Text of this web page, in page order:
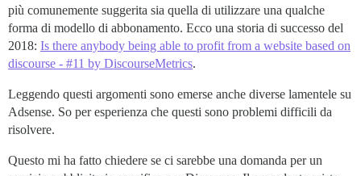
più comunemente suggerita sia quella di utilizzare una qualche
forma di modello di abbonamento. Ecco una storia di successo del
2018: Is there anybody being able to profit from a website based on
discourse - #11 by DiscourseMetrics.
Leggendo questi argomenti sono emerse anche diverse lamentele su
Adsense. So per esperienza che questi sono problemi difficili da
risolvere.
Questo mi ha fatto chiedere se ci sarebbe una domanda per un